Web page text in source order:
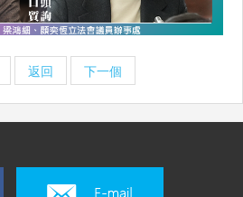
返回 下一個